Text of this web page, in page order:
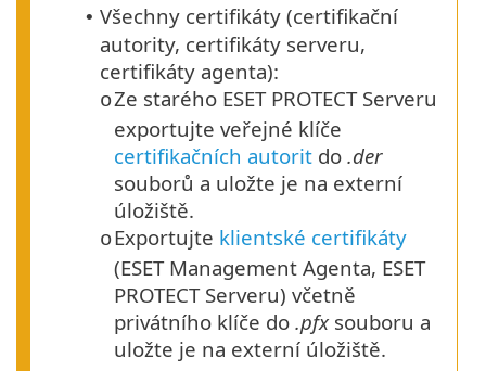
• Všechny certifikáty (certifikační
autority, certifikáty serveru,
certifikáty agenta):
oZe starého ESET PROTECT Serveru
exportujte veřejné klíče
certifikačních autorit do .der
souborů a uložte je na externí
úložiště.
oExportujte klientské certifikáty
(ESET Management Agenta, ESET
PROTECT Serveru) včetně
privátního klíče do .pfxsouboru a
uložte je na externí úložiště.